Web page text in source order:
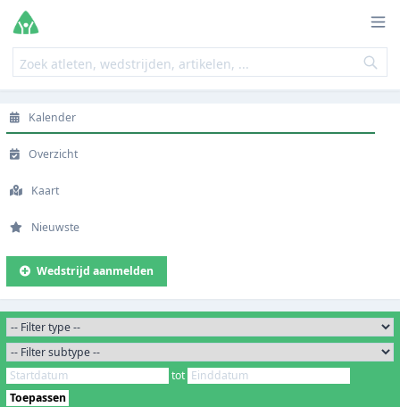
Kalender
Overzicht
Kaart
Nieuwste
Wedstrijd aanmelden
tot
Toepassen